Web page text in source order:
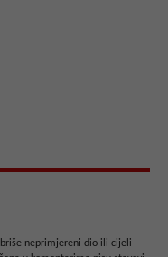
neprimjereni dio ili cijeli